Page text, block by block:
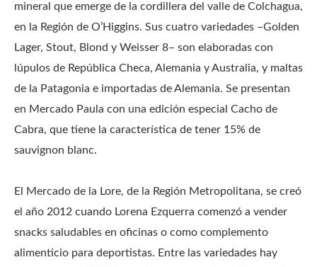
mineral que emerge de la cordillera del valle de Colchagua,
en la Región de O’Higgins. Sus cuatro variedades –Golden
Lager, Stout, Blond y Weisser 8– son elaboradas con
lúpulos de República Checa, Alemania y Australia, y maltas
de la Patagonia e importadas de Alemania. Se presentan
en Mercado Paula con una edición especial Cacho de
Cabra, que tiene la característica de tener 15% de
sauvignon blanc.
El Mercado de la Lore, de la Región Metropolitana, se creó
el año 2012 cuando Lorena Ezquerra comenzó a vender
snacks saludables en oficinas o como complemento
alimenticio para deportistas. Entre las variedades hay